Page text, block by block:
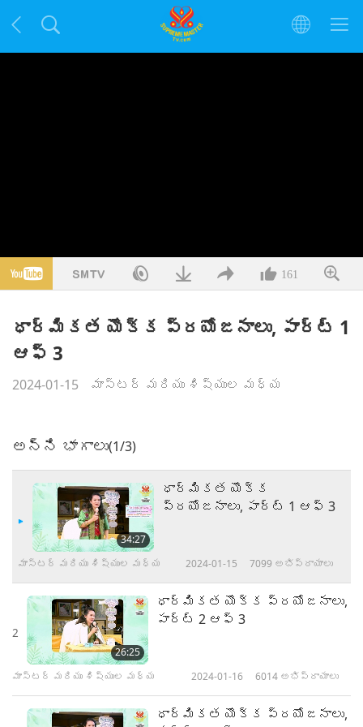
161
ధార్మికత యొక్క ప్రయోజనాలు, పార్ట్ 1
ఆఫ్ 3
2024-01-15 మాస్టర్ మరియు శిష్యుల మధ్య
అన్ని భాగాలు(1/3)
34:27
ధార్మికత యొక్క
ప్రయోజనాలు, పార్ట్ 1 ఆఫ్ 3
మాస్టర్ మరియు శిష్యుల మధ్య 2024-01-15 7099 అభిప్రాయాలు
2
26:25
ధార్మికత యొక్క ప్రయోజనాలు,
పార్ట్ 2 ఆఫ్ 3
మాస్టర్ మరియు శిష్యుల మధ్య 2024-01-16 6014 అభిప్రాయాలు
ధార్మికత యొక్క ప్రయోజనాలు,